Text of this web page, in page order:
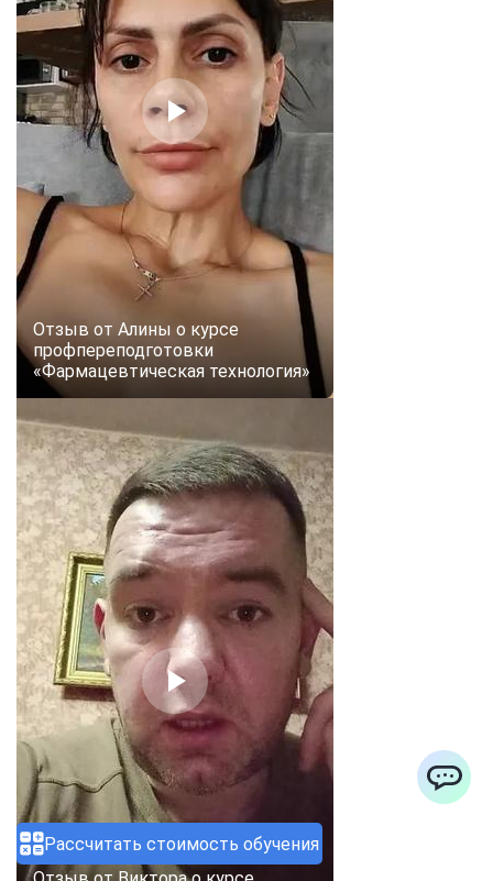
Рассчитать стоимость обучения
Отзыв от Алины о курсе
профпереподготовки
«Фармацевтическая технология»
Свяжитесь с нами через любой удобный мессенджер!
Telegram WhatsApp
Vkontakte